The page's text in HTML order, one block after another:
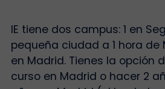
IE tiene dos campus: 1 en
pequeña ciudad a 1 hora de
en Madrid. Tienes la opción
curso en Madrid o hacer 2